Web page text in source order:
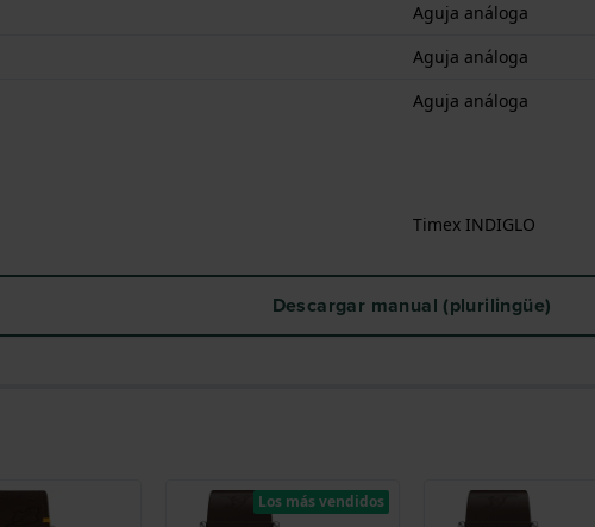
Aguja análoga
Aguja análoga
Aguja análoga
Timex INDIGLO
Descargar manual (plurilingüe)
Los más vendidos